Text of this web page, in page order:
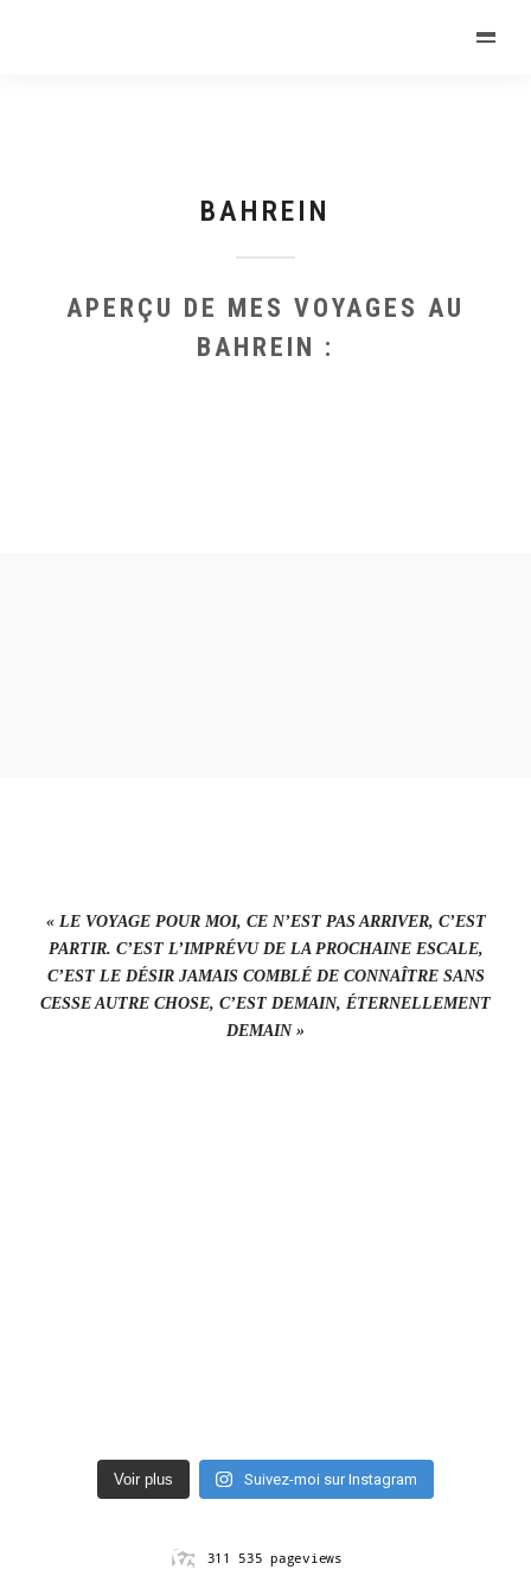
BAHREIN
APERÇU DE MES VOYAGES AU
BAHREIN :
« LE VOYAGE POUR MOI, CE N’EST PAS ARRIVER, C’EST
PARTIR. C’EST L’IMPRÉVU DE LA PROCHAINE ESCALE,
C’EST LE DÉSIR JAMAIS COMBLÉ DE CONNAÎTRE SANS
CESSE AUTRE CHOSE, C’EST DEMAIN, ÉTERNELLEMENT
DEMAIN »
Voir plus Suivez-moi sur Instagram